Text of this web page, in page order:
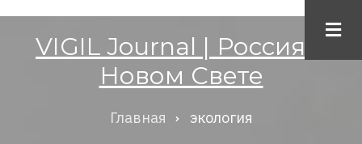
основномуVIGIL Journal | Россия в
Новом Свете
Главная экология